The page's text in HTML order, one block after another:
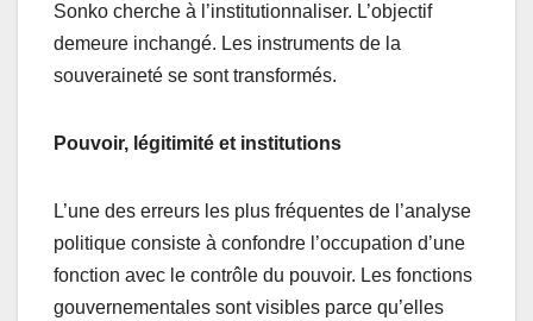
Sonko cherche à l’institutionnaliser. L’objectif
demeure inchangé. Les instruments de la
souveraineté se sont transformés.
Pouvoir, légitimité et institutions
L’une des erreurs les plus fréquentes de l’analyse
politique consiste à confondre l’occupation d’une
fonction avec le contrôle du pouvoir. Les fonctions
gouvernementales sont visibles parce qu’elles